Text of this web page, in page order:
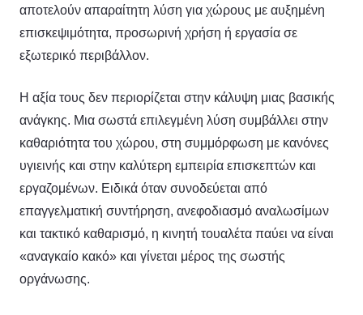
αποτελούν απαραίτητη λύση για χώρους με αυξημένη
επισκεψιμότητα, προσωρινή χρήση ή εργασία σε
εξωτερικό περιβάλλον.
Η αξία τους δεν περιορίζεται στην κάλυψη μιας βασικής
ανάγκης. Μια σωστά επιλεγμένη λύση συμβάλλει στην
καθαριότητα του χώρου, στη συμμόρφωση με κανόνες
υγιεινής και στην καλύτερη εμπειρία επισκεπτών και
εργαζομένων. Ειδικά όταν συνοδεύεται από
επαγγελματική συντήρηση, ανεφοδιασμό αναλωσίμων
και τακτικό καθαρισμό, η κινητή τουαλέτα παύει να είναι
«αναγκαίο κακό» και γίνεται μέρος της σωστής
οργάνωσης.